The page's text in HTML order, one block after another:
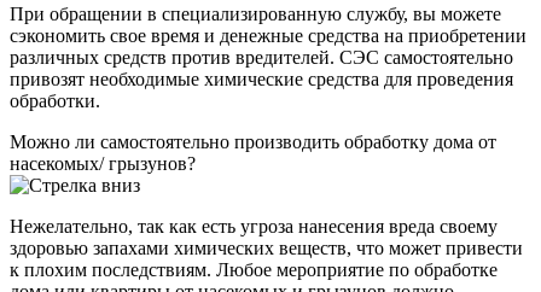
При обращении в специализированную службу, вы можете
сэкономить свое время и денежные средства на приобретении
различных средств против вредителей. СЭС самостоятельно
привозят необходимые химические средства для проведения
обработки.
Можно ли самостоятельно производить обработку дома от
насекомых/ грызунов?
Нежелательно, так как есть угроза нанесения вреда своему
здоровью запахами химических веществ, что может привести
к плохим последствиям. Любое мероприятие по обработке